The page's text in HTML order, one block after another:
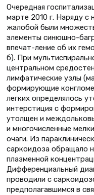
Очередная
марте 2010 г. Наряду
жалобой были
элементы синюшно-
впечат-ление об их
б). При
центральном
лимфатические узлы
формирующие
легких определялось
интерстиция с
утолщен и
и многочисленные
очаги. Из
саркоидоза обращало
плазменной
Дифференциальный
проводили с
предполагавшимся в